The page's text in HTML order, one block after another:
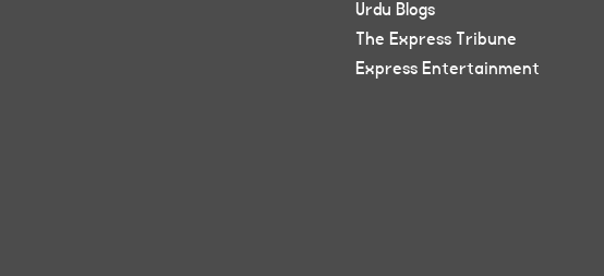
Urdu Blogs
The Express Tribune
Express Entertainment